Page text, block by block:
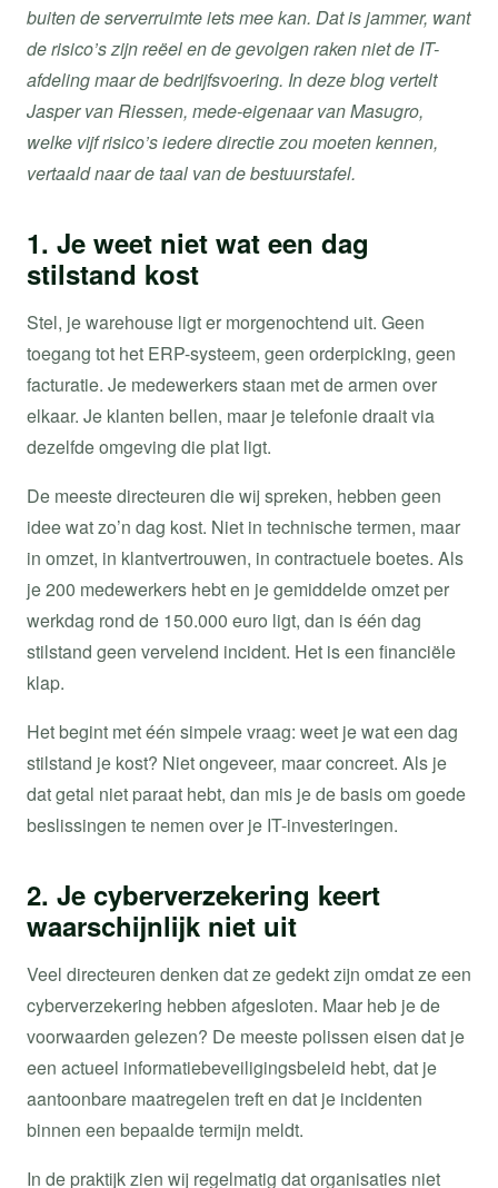
buiten de serverruimte iets mee kan. Dat is jammer, want
de risico’s zijn reëel en de gevolgen raken niet de IT-
afdeling maar de bedrijfsvoering. In deze blog vertelt
Jasper van Riessen, mede-eigenaar van Masugro,
welke vijf risico’s iedere directie zou moeten kennen,
vertaald naar de taal van de bestuurstafel.
1. Je weet niet wat een dag
stilstand kost
Stel, je warehouse ligt er morgenochtend uit. Geen
toegang tot het ERP-systeem, geen orderpicking, geen
facturatie. Je medewerkers staan met de armen over
elkaar. Je klanten bellen, maar je telefonie draait via
dezelfde omgeving die plat ligt.
De meeste directeuren die wij spreken, hebben geen
idee wat zo’n dag kost. Niet in technische termen, maar
in omzet, in klantvertrouwen, in contractuele boetes. Als
je 200 medewerkers hebt en je gemiddelde omzet per
werkdag rond de 150.000 euro ligt, dan is één dag
stilstand geen vervelend incident. Het is een financiële
klap.
Het begint met één simpele vraag: weet je wat een dag
stilstand je kost? Niet ongeveer, maar concreet. Als je
dat getal niet paraat hebt, dan mis je de basis om goede
beslissingen te nemen over je IT-investeringen.
2. Je cyberverzekering keert
waarschijnlijk niet uit
Veel directeuren denken dat ze gedekt zijn omdat ze een
cyberverzekering hebben afgesloten. Maar heb je de
voorwaarden gelezen? De meeste polissen eisen dat je
een actueel informatiebeveiligingsbeleid hebt, dat je
aantoonbare maatregelen treft en dat je incidenten
binnen een bepaalde termijn meldt.
In de praktijk zien wij regelmatig dat organisaties niet